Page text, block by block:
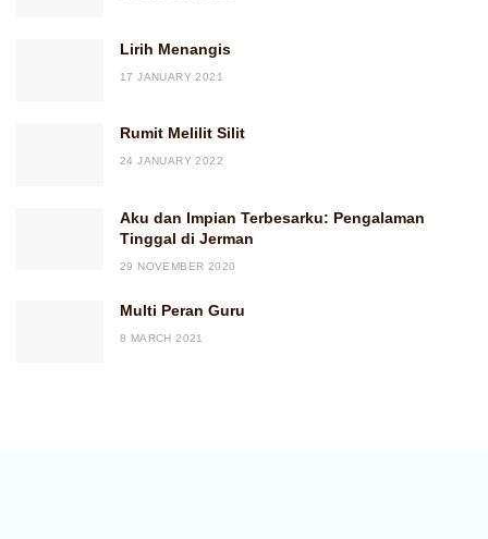
Lirih Menangis
17 JANUARY 2021
Rumit Melilit Silit
24 JANUARY 2022
Aku dan Impian Terbesarku: Pengalaman
Tinggal di Jerman
29 NOVEMBER 2020
Multi Peran Guru
8 MARCH 2021